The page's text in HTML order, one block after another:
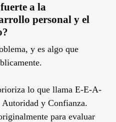
a la
personal y el
y es algo que
lo que llama E-E-A-
y Confianza.
para evaluar